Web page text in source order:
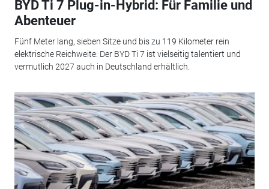
BYD Ti 7 Plug-in-Hybrid: Für Familie und
Abenteuer
Fünf Meter lang, sieben Sitze und bis zu 119 Kilometer rein
elektrische Reichweite: Der BYD Ti 7 ist vielseitig talentiert und
vermutlich 2027 auch in Deutschland erhältlich.